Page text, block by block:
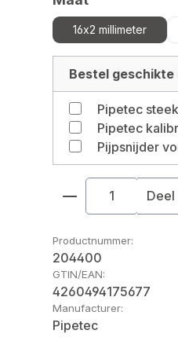
16x2 millimeter
Bestel
Pijpsnijder
Deel
Productnummer:
204400
GTIN/EAN:
4260494175677
Manufacturer:
Pipetec